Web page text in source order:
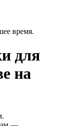
время.
для
на